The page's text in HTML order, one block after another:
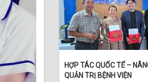
HỢP TÁC QUỐC TẾ –
QUẢN TRỊ BỆNH VIỆN